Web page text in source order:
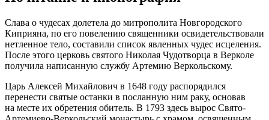
Слава о чудесах долетела до митрополита Новгородского
Киприяна, по его повелению священники освидетельствовали
нетленное тело, составили список явленных чудес исцеления.
После этого церковь святого Николая Чудотворца в Верколе
получила написанную службу Артемию Веркольскому.
Царь Алексей Михайлович в 1648 году распорядился
перенести святые останки в посланную ним раку, основав
на месте их обретения обитель. В 1793 здесь вырос Свято-